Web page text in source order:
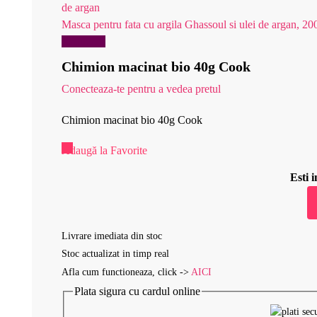
Masca pentru fata cu argila Ghassoul si ulei de argan,
Chimion macinat bio 40g Cook
Conecteaza-te pentru a vedea pretul
Chimion macinat bio 40g Cook
Adaugă la Favorite
Esti
Livrare imediata din stoc
Stoc actualizat in timp real
Afla cum functioneaza, click -> AICI
Plata sigura cu cardul online